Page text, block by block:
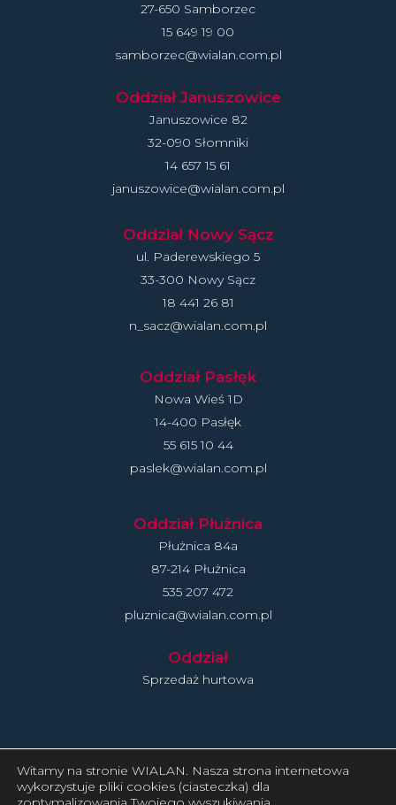
27-650 Samborzec
15 649 19 00
samborzec@wialan.com.pl
Oddział Januszowice
Januszowice 82
32-090 Słomniki
14 657 15 61
januszowice@wialan.com.pl
Oddział Nowy Sącz
ul. Paderewskiego 5
33-300 Nowy Sącz
18 441 26 81
n_sacz@wialan.com.pl
Oddział Pasłęk
Nowa Wieś 1D
14-400 Pasłęk
55 615 10 44
paslek@wialan.com.pl
Oddział Płużnica
Płużnica 84a
87-214 Płużnica
535 207 472
pluznica@wialan.com.pl
Oddział
Sprzedaż hurtowa
Status Dużego Przedsiębiorcy
Witamy na stronie WIALAN. Nasza strona internetowa
wykorzystuje pliki cookies (ciasteczka) dla